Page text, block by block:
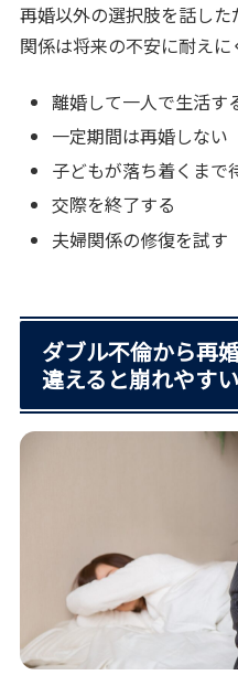
再婚以外の選択肢を話し
関係は将来の不安に耐えに
離婚して一人で生活す
一定期間は再婚しない
子どもが落ち着くまで
交際を終了する
夫婦関係の修復を試す
ダブル不倫から再
違えると崩れやすい